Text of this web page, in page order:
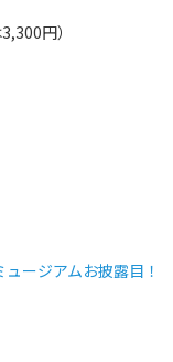
円）
ージアムお披露目！